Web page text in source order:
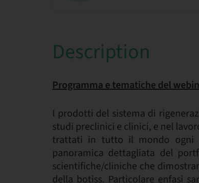
Description
Programma e tematiche del
I prodotti del sistema di
studi preclinici e clinici, e nel
trattati in tutto il mondo ogni
panoramica dettagliata del
scientifiche/cliniche che
della botiss. Particolare enfasi